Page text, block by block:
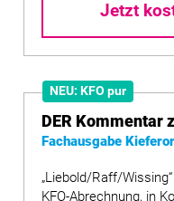
Jetzt
NEU: KFO pur
DER Kommentar
Fachausgabe
„Liebold/Raff/
KFO-Abrechnung, in